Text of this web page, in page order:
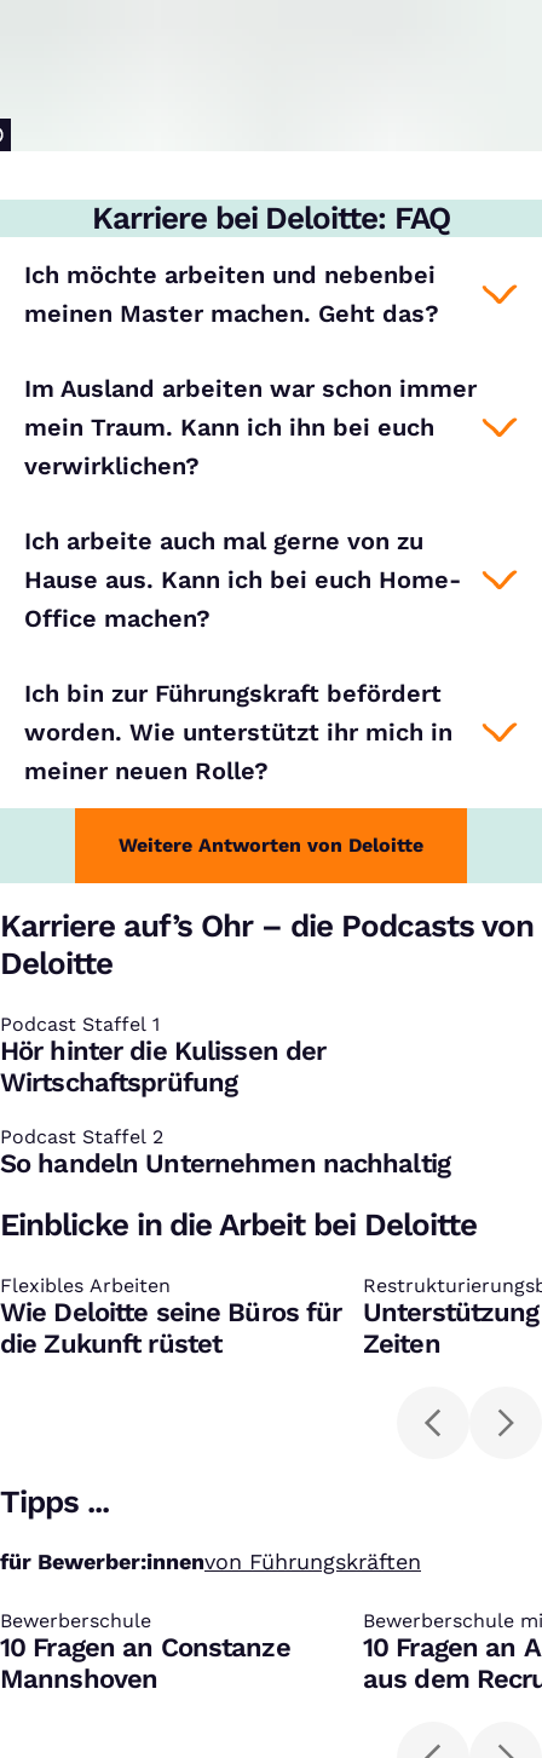
Karriere bei Deloitte: FAQ
Ich möchte arbeiten und nebenbei
meinen Master machen. Geht das?
Im Ausland arbeiten war schon immer
mein Traum. Kann ich ihn bei euch
verwirklichen?
Ich arbeite auch mal gerne von zu
Hause aus. Kann ich bei euch Home-
Office machen?
Ich bin zur Führungskraft befördert
worden. Wie unterstützt ihr mich in
meiner neuen Rolle?
Weitere Antworten von Deloitte
Karriere auf’s Ohr – die Podcasts von
Deloitte
Podcast Staffel 1
:
Hör hinter die Kulissen der
Wirtschaftsprüfung
Podcast Staffel 2
:
So handeln Unternehmen nachhaltig
Einblicke in die Arbeit bei Deloitte
Flexibles Arbeiten
:
Wie Deloitte seine Büros für
die Zukunft rüstet
Deloitte
:
Zeiten
Tipps ...
für Bewerber:innenvon Führungskräften
Bewerberschule
:
10 Fragen an Constanze
Mannshoven
Bewerberschule
:
10 Fragen an
aus dem